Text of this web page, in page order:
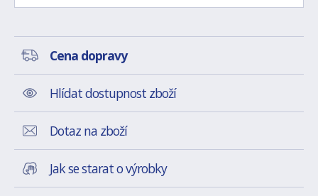
Cena dopravy
Hlídat dostupnost zboží
Dotaz na zboží
Jak se starat o výrobky